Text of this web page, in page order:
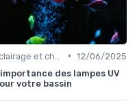
• 12/06/2025
des lampes UV
votre bassin